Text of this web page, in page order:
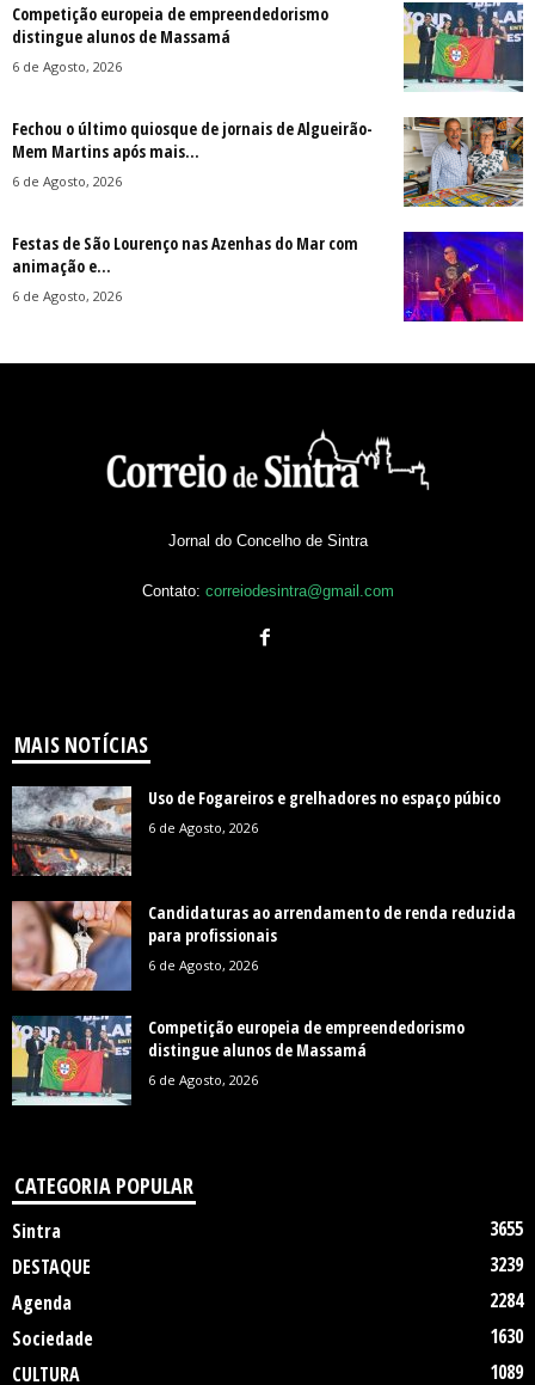
Competição europeia de empreendedorismo
distingue alunos de Massamá
6 de Agosto, 2026
Fechou o último quiosque de jornais de Algueirão-
Mem Martins após mais...
6 de Agosto, 2026
Festas de São Lourenço nas Azenhas do Mar com
animação e...
6 de Agosto, 2026
Jornal do Concelho de Sintra
Contato: correiodesintra@gmail.com
MAIS NOTÍCIAS
Uso de Fogareiros e grelhadores no espaço púbico
6 de Agosto, 2026
Candidaturas ao arrendamento de renda reduzida
para profissionais
6 de Agosto, 2026
Competição europeia de empreendedorismo
distingue alunos de Massamá
6 de Agosto, 2026
CATEGORIA POPULAR
Sintra
3655
DESTAQUE
3239
Agenda
2284
Sociedade
1630
CULTURA
1089